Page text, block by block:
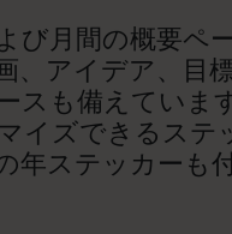
び月間の概要ペ
、アイデア、目
スも備えていま
イズできるステ
年ステッカーも